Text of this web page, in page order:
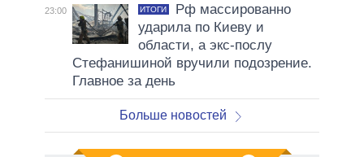
23:00 ИТОГИ
Рф массированно
ударила по Киеву и
области, а экс-послу
Стефанишиной вручили подозрение.
Главное за день
Больше новостей